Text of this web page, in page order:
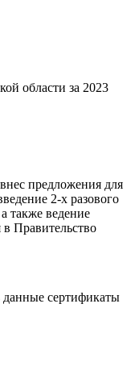
области за 2023
предложения для
2-х разового
также ведение
Правительство
данные сертификаты